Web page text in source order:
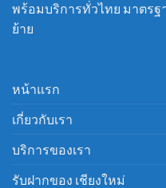
พร้อมบริการทั่วไทย มาตร
ย้าย
หน้าแรก
เกี่ยวกับเรา
บริการของเรา
รับฝากของ เชียงใหม่